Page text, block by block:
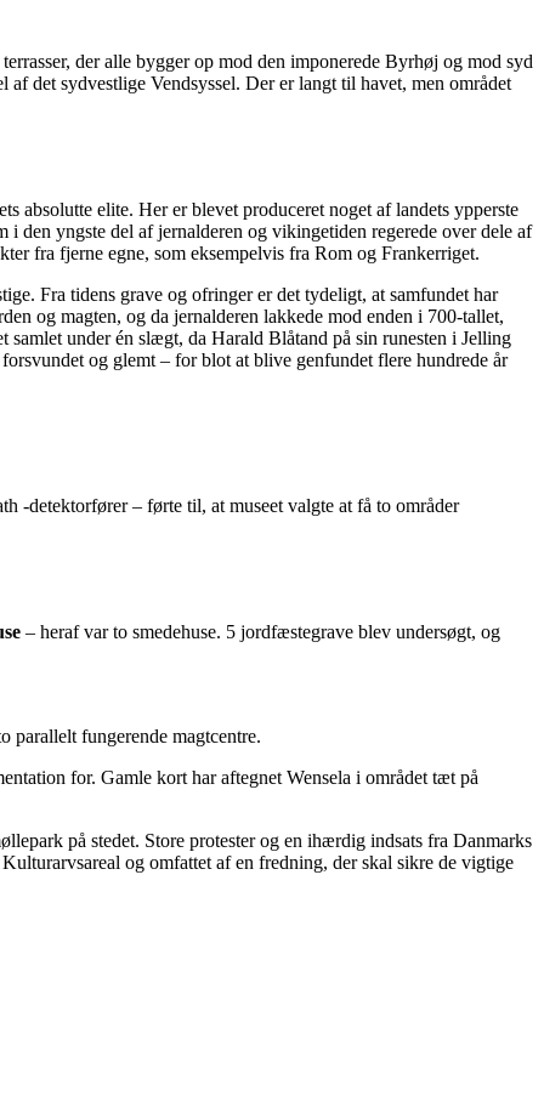
der alle bygger op mod den imponerede Byrhøj og mod syd
det sydvestlige Vendsyssel. Der er langt til havet, men området
absolutte elite. Her er blevet produceret noget af landets ypperste
den yngste del af jernalderen og vikingetiden regerede over dele af
fra fjerne egne, som eksempelvis fra Rom og Frankerriget.
Fra tidens grave og ofringer er det tydeligt, at samfundet har
og magten, og da jernalderen lakkede mod enden i 700-tallet,
under én slægt, da Harald Blåtand på sin runesten i Jelling
og glemt – for blot at blive genfundet flere hundrede år
-detektorfører – førte til, at museet valgte at få to områder
– heraf var to smedehuse. 5 jordfæstegrave blev undersøgt, og
parallelt fungerende magtcentre.
for. Gamle kort har aftegnet Wensela i området tæt på
på stedet. Store protester og en ihærdig indsats fra Danmarks
og omfattet af en fredning, der skal sikre de vigtige